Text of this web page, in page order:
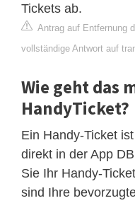
Tickets ab.
Antrag auf Entfernung
vollständige Antwort auf
Wie geht das
HandyTicket?
Ein Handy-Ticket
direkt in der App
Sie Ihr Handy-
sind Ihre